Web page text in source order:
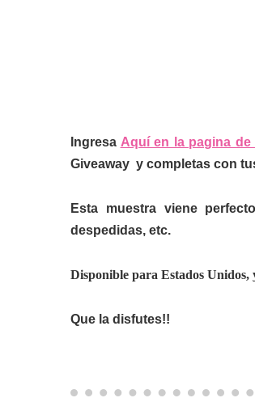
Ingresa Aquí en la pagina
Giveaway y completas con
Esta muestra viene
despedidas, etc.
Disponible para Estados Unidos,
Que la disfutes!!